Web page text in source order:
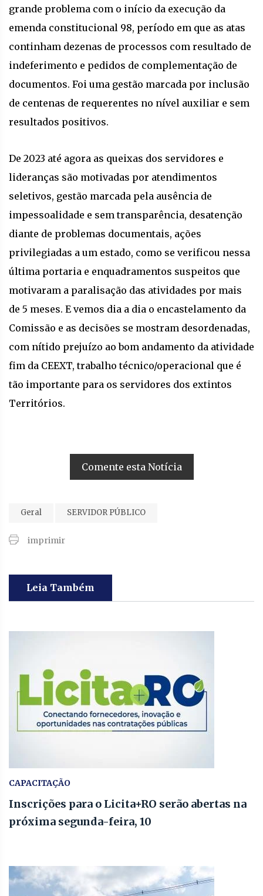
grande problema com o início da execução da
emenda constitucional 98, período em que as atas
continham dezenas de processos com resultado de
indeferimento e pedidos de complementação de
documentos. Foi uma gestão marcada por inclusão
de centenas de requerentes no nível auxiliar e sem
resultados positivos.
De 2023 até agora as queixas dos servidores e
lideranças são motivadas por atendimentos
seletivos, gestão marcada pela ausência de
impessoalidade e sem transparência, desatenção
diante de problemas documentais, ações
privilegiadas a um estado, como se verificou nessa
última portaria e enquadramentos suspeitos que
motivaram a paralisação das atividades por mais
de 5 meses. E vemos dia a dia o encastelamento da
Comissão e as decisões se mostram desordenadas,
com nítido prejuízo ao bom andamento da atividade
fim da CEEXT, trabalho técnico/operacional que é
tão importante para os servidores dos extintos
Territórios.
Comente esta Notícia
Geral SERVIDOR PÚBLICO
imprimir
Leia Também
CAPACITAÇÃO
Inscrições para o Licita+RO serão abertas na
próxima segunda-feira, 10